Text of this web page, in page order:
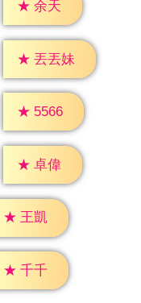
★ 余天
★ 丟丟妹
★ 5566
★ 卓偉
★ 王凱
★ 千千